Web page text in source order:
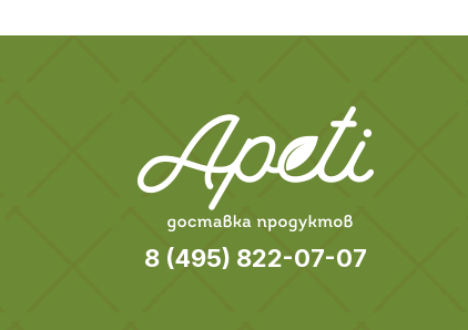
8 (495) 822-07-07